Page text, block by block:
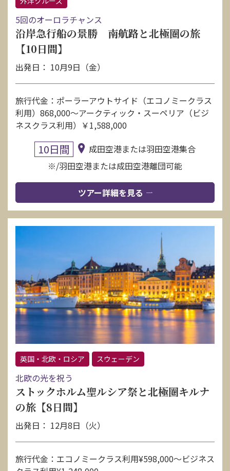
5回のオーロラチャンス
沿岸急行船の景勝 南航路と北極圏の旅
【10日間】
出発日： 10月9日（金）
旅行代金：ポーラーアウトサイド（エコノミークラス
利用）868,000〜アークティック・スーペリア（ビジ
ネスクラス利用）￥1,588,000
10日間
成田空港または羽田空港集合
※/羽田空港または成田空港離団可能
ツアー詳細を見る
英国・北欧・ロシア スウェーデン
北欧の光を祝う
ストックホルム聖ルシア祭と北極圏キルナ
の旅【8日間】
出発日： 12月8日（火）
旅行代金：エコノミークラス利用¥598,000〜ビジネス